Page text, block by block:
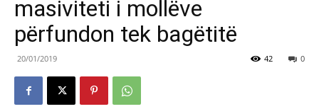
masiviteti i mollëve
përfundon tek bagëtitë
20/01/2019 0
42